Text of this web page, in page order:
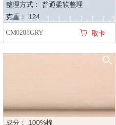
整理方式： 普通柔软整理
克重： 124
CM0288GRY 取卡
成分： 100%棉